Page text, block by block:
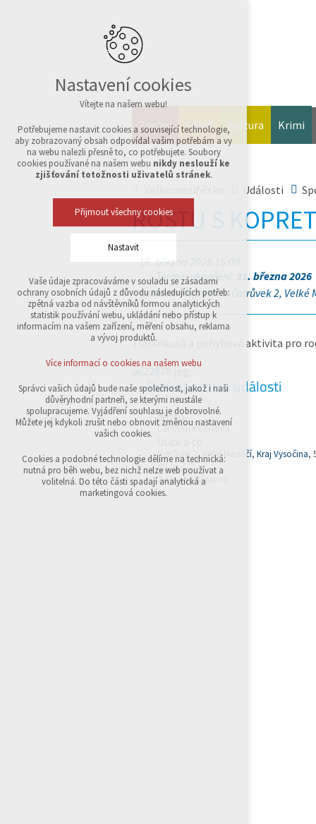
Zprávy Sport Kultura Krimi
Události
ROSTU S
16. března 2026 15:00
Termín ukončení:
31. března 2026
Centrum Kopretina, Ostrůvek 2, Velké
Tréninková a pohybová aktivita pro
Podrobnosti o události
Místo
Centrum Kopretina
Ostrůvek 2, Velké Meziříčí, Kraj Vysočina,
Okres
Žďár nad Sázavou
Nastavení cookies
Vítejte na našem webu!
Potřebujeme nastavit cookies a související technologie,
aby zobrazovaný obsah odpovídal vašim potřebám a vy
na webu nalezli přesně to, co potřebujete. Soubory
cookies používané na našem webu nikdy neslouží ke
zjišťování totožnosti uživatelů stránek.
Přijmout všechny cookies
Nastavit
Technická cookies
nutná pro provozování webu
udržení kontextu stránek (session): případná
přihlášení, volby jazyka, apod.
analytická pro anonymizované vyhodnocení
návštěvnosti
marketingová cookies (Google,Sklik)
Více informací o cookies na našem webu
Přijmout všechny cookies
Odmítnout vše
Vaše údaje zpracováváme v souladu se zásadami
ochrany osobních údajů z důvodu následujících potřeb:
zpětná vazba od návštěvníků formou analytických
statistik používání webu, ukládání nebo přístup k
informacím na vašem zařízení, měření obsahu, reklama
a vývoj produktů.
Více informací o cookies na našem webu
Správci vašich údajů bude naše společnost, jakož i naši
důvěryhodní partneři, se kterými neustále
spolupracujeme. Vyjádření souhlasu je dobrovolné.
Můžete jej kdykoli zrušit nebo obnovit změnou nastavení
vašich cookies.
Cookies a podobné technologie dělíme na technická:
nutná pro běh webu, bez nichž nelze web používat a
volitelná. Do této části spadají analytická a
marketingová cookies.